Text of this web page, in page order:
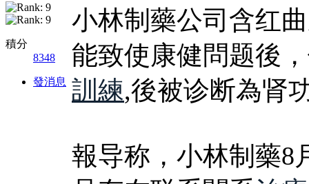
積分
8348
發消息
小林制藥公司含红
能致使康健問题後
訓練,後被诊断為肾
報导称，小林制藥8